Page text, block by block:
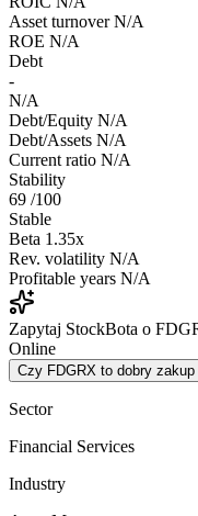
Asset turnover N/A
ROE N/A
Debt
-
N/A
Debt/Equity N/A
Debt/Assets N/A
Current ratio N/A
Stability
69 /100
Stable
Beta 1.35x
Rev. volatility N/A
Profitable years N/A
Zapytaj StockBota o
Online
Czy FDGRX to dobry zakup
Sector
Financial Services
Industry